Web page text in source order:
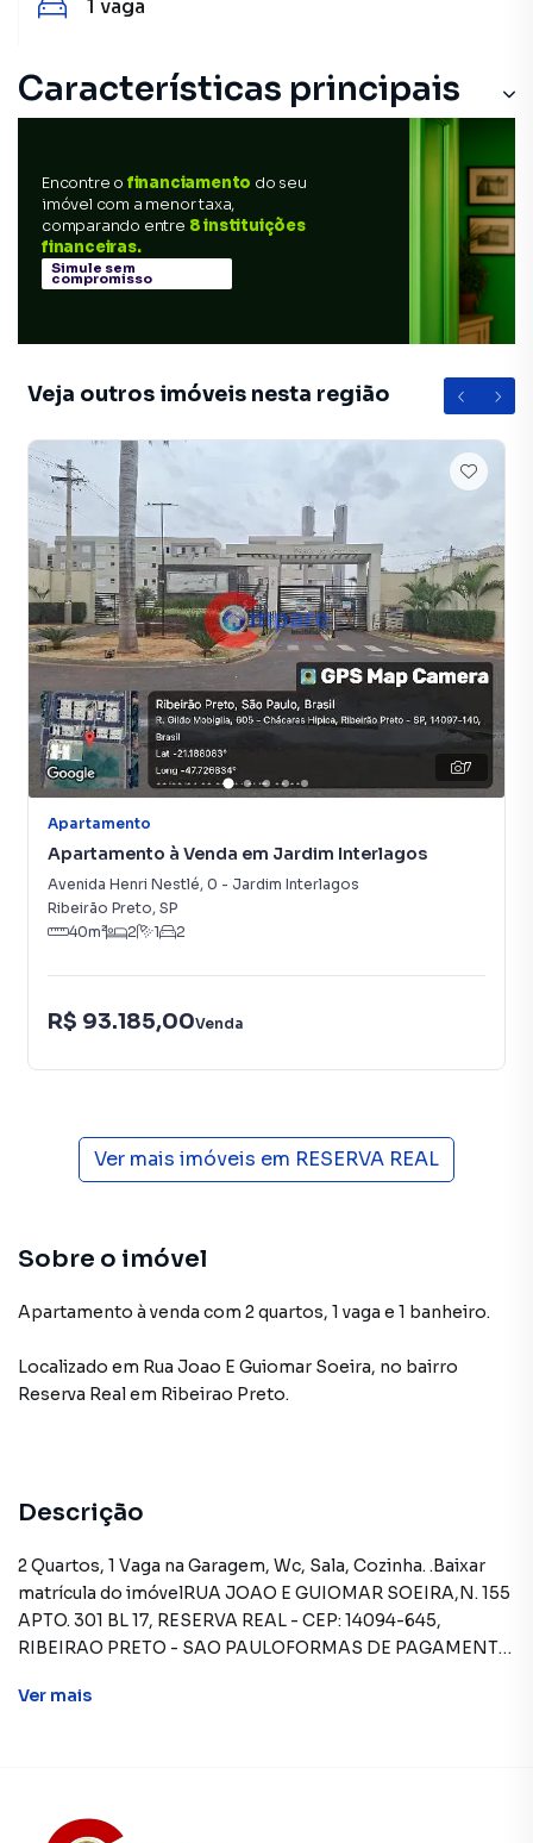
1 vaga
Características principais
Encontre o financiamento do seu
imóvel com a menor taxa,
comparando entre 8 instituições
financeiras.
Simule sem
compromisso
Veja outros imóveis nesta região
7
Apartamento
Apartamento à Venda em Jardim Interlagos
Avenida Henri Nestlé, 0 - Jardim Interlagos
Ribeirão Preto, SP
40m² 2 1 2
R$ 93.185,00Venda
Ver mais imóveis em RESERVA REAL
Sobre o imóvel
Apartamento à venda com 2 quartos, 1 vaga e 1 banheiro.
Localizado em Rua Joao E Guiomar Soeira, no bairro
Reserva Realem Ribeirao Preto.
Descrição
2 Quartos, 1 Vaga na Garagem, Wc, Sala, Cozinha. .Baixar
matrícula do imóvelRUA JOAO E GUIOMAR SOEIRA,N. 155
APTO. 301 BL 17, RESERVA REAL - CEP: 14094-645,
RIBEIRAO PRETO - SAO PAULOFORMAS DE PAGAMENTO
Consulte condições e enquadramento. Permite
Ver mais